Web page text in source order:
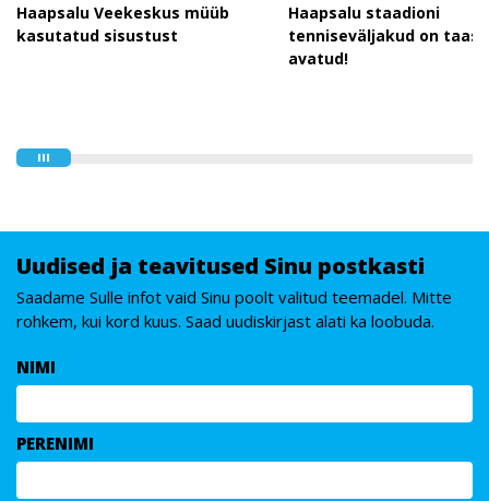
Haapsalu Veekeskus müüb
kasutatud sisustust
Haapsalu staadioni
tenniseväljakud on taas
avatud!
Uudised ja teavitused Sinu postkasti
Saadame Sulle infot vaid Sinu poolt valitud teemadel. Mitte
rohkem, kui kord kuus. Saad uudiskirjast alati ka loobuda.
NIMI
PERENIMI